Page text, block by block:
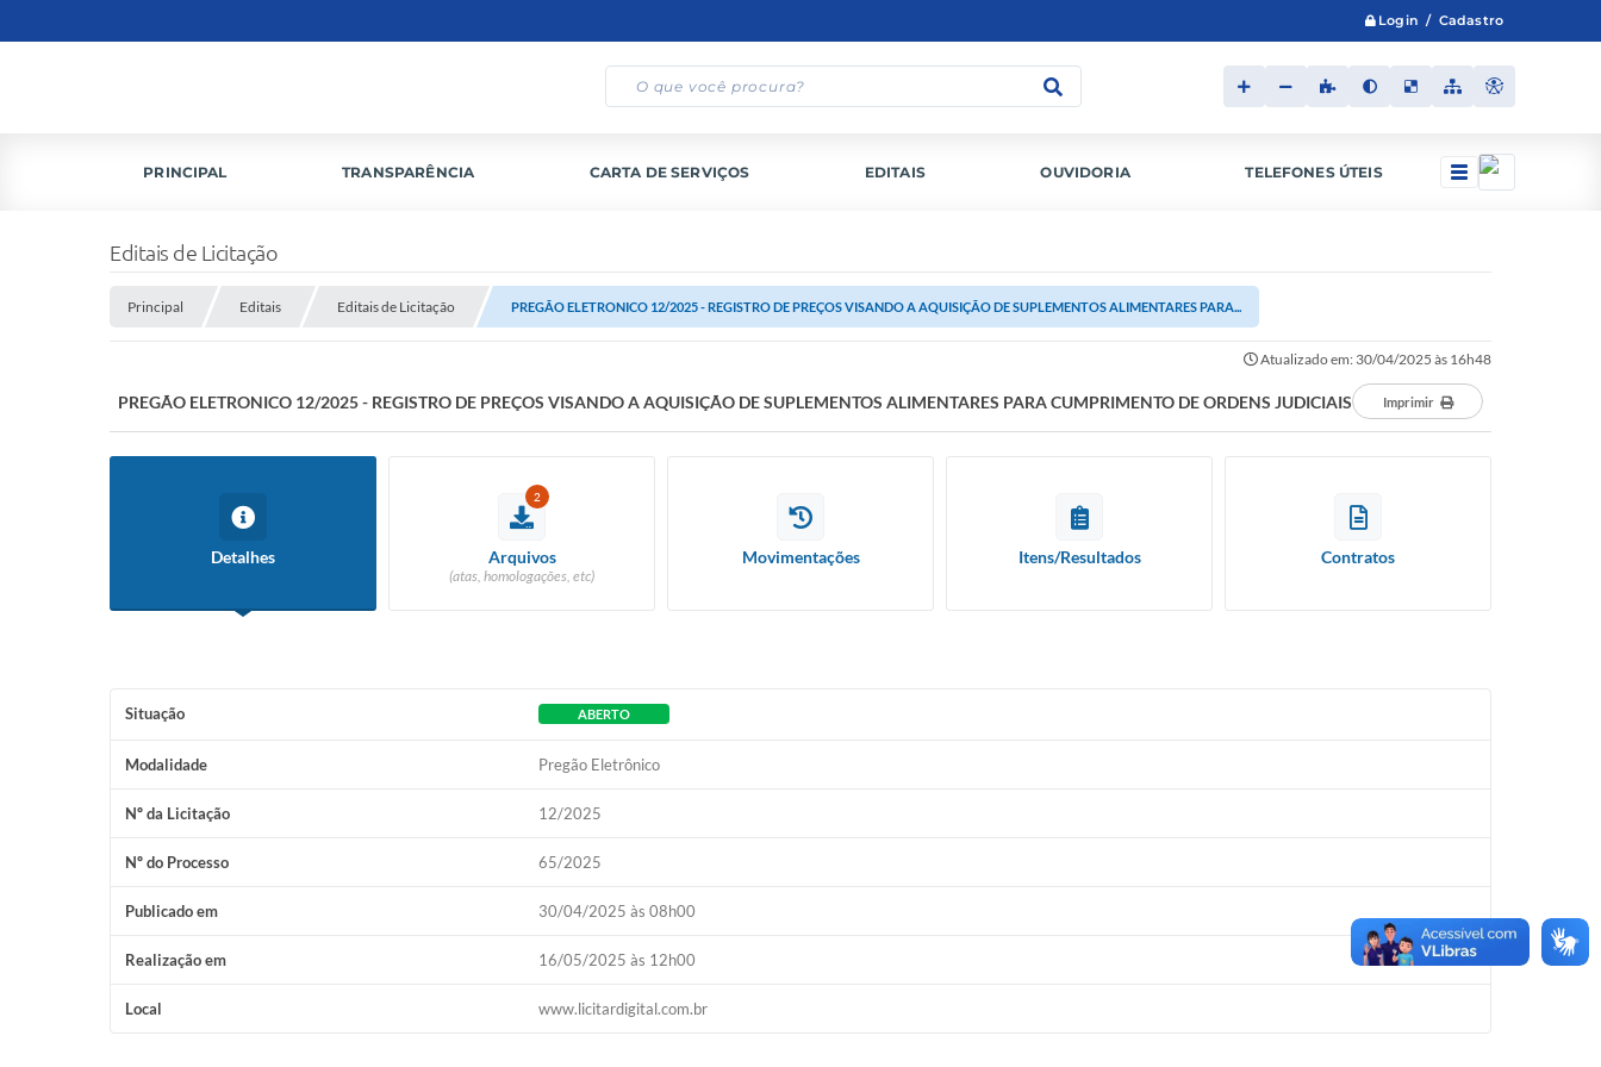
Login / Cadastro
PRINCIPAL TRANSPARÊNCIA CARTA DE SERVIÇOS EDITAIS OUVIDORIA TELEFONES ÚTEIS
Editais de Licitação
Principal Editais Editais de Licitação PREGÃO ELETRONICO 12/2025 - REGISTRO DE PREÇOS VISANDO A AQUISIÇÃO DE SUPLEMENTOS ALIMENTARES PARA...
Atualizado em: 30/04/2025 às 16h48
PREGÃO ELETRONICO 12/2025 - REGISTRO DE PREÇOS VISANDO A AQUISIÇÃO DE SUPLEMENTOS ALIMENTARES PARA CUMPRIMENTO DE ORDENS JUDICIAIS Imprimir
Detalhes
2
Arquivos
(atas, homologações, etc)
Movimentações Itens/Resultados Contratos
Situação ABERTO
Modalidade Pregão Eletrônico
Nº da Licitação 12/2025
Nº do Processo 65/2025
Publicado em 30/04/2025 às 08h00
Realização em 16/05/2025 às 12h00
Local www.licitardigital.com.br